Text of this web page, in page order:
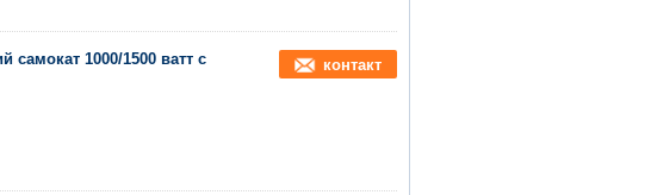
самокат 1000/1500 ватт с
контакт